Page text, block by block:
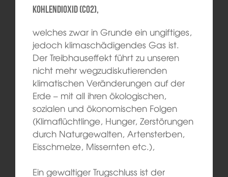
Kohlendioxid (CO2),
welches zwar in Grunde ein ungiftiges,
jedoch klimaschädigendes Gas ist.
Der Treibhauseffekt führt zu unseren
nicht mehr wegzudiskutierenden
klimatischen Veränderungen auf der
Erde – mit all ihren ökologischen,
sozialen und ökonomischen Folgen
(Klimaflüchtlinge, Hunger, Zerstörungen
durch Naturgewalten, Artensterben,
Eisschmelze, Missernten etc.),
Ein gewaltiger Trugschluss ist der